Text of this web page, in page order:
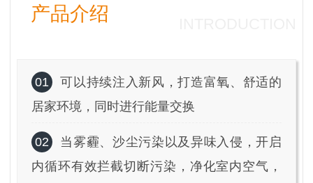
产品介绍
01 可以持续注入新风，打造富氧、舒适的
居家环境，同时进行能量交换
02 当雾霾、沙尘污染以及异味入侵，开启
内循环有效拦截切断污染，净化室内空气，